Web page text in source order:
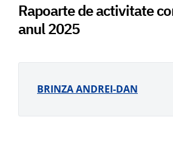
Rapoarte de activitate
anul 2025
BRINZA ANDREI-DAN